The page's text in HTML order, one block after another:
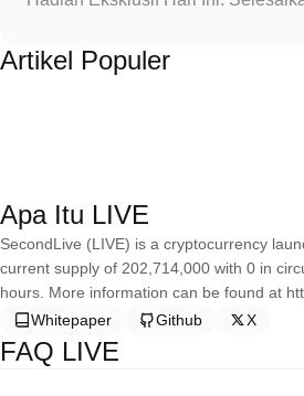
Artikel Populer
Apa Itu LIVE
SecondLive (LIVE) is a cryptocurrency
current supply of 202,714,000 with 0 in
hours. More information can be found at
Whitepaper
Github X
FAQ LIVE